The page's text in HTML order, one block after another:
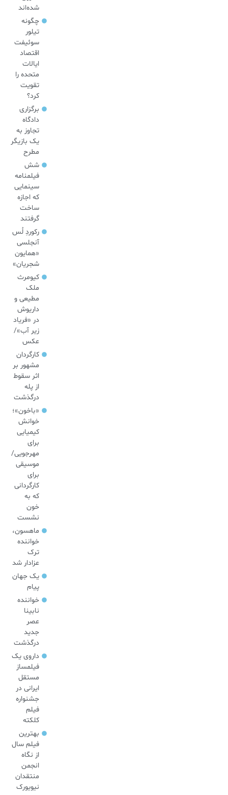
شده‌اند
چگونه
تیلور
سوئیفت
اقتصاد
ایالات
متحده را
تقویت
کرد؟
برگزاری
دادگاه
تجاوز به
یک بازیگر
مطرح
شش
فیلمنامه
سینمایی
که اجازه
ساخت
گرفتند
رکوردِ لُس
آنجلسی
«همایون
شجریان»
کیومرث
ملک
مطیعی و
داریوش
در «فریاد
زیر آب»/
عکس
کارگردان
مشهور بر
اثر سقوط
از پله
درگذشت
«باخون»‌؛
خوانش
کیمیایی
برای
مهرجویی/
موسیقی
برای
کارگردانی
که به
خون
نشست
ماهسون،
خواننده
ترک
عزادار شد
یک جهان
پیام
خواننده
نابینا
عصر
جدید
درگذشت
داروی یک
فیلمساز
مستقل
ایرانی در
جشنواره
فیلم
کلکته
بهترین
فیلم سال
از نگاه
انجمن
منتقدان
نیویورک